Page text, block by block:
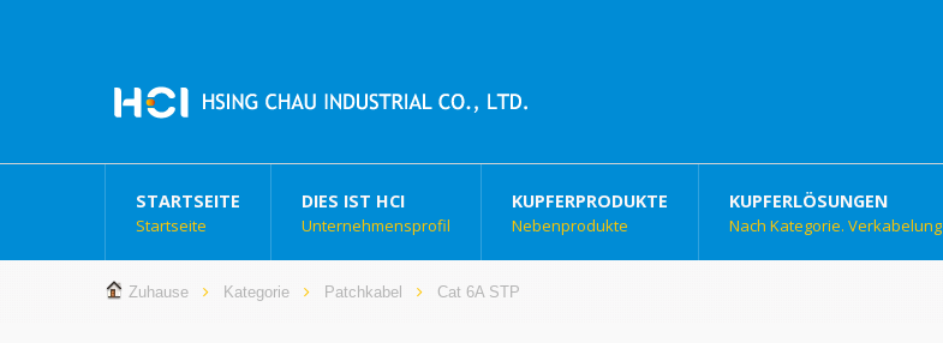
STARTSEITE
Startseite
DIES IST HCI
Unternehmensprofil
KUPFERPRODUKTE
Nebenprodukte
KUPFERLÖSUNGEN
Nach Kategorie. Verkabelung
Zuhause Kategorie Patchkabel Cat 6A STP